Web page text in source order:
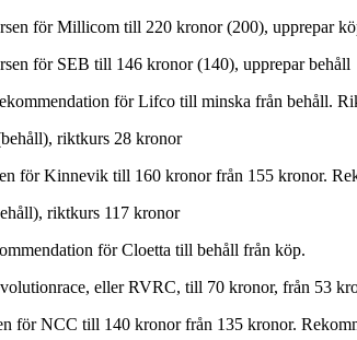
för Millicom till 220 kronor (200), upprepar
för SEB till 146 kronor (140), upprepar behåll
för Lifco till minska från behåll.
riktkurs 28 kronor
för Kinnevik till 160 kronor från 155 kronor.
riktkurs 117 kronor
för Cloetta till behåll från köp.
eller RVRC, till 70 kronor, från 53
för NCC till 140 kronor från 135 kronor.